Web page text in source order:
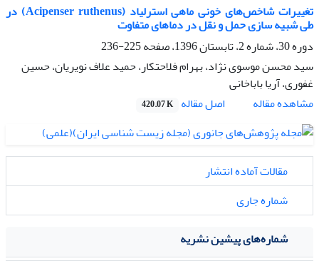
تغییرات شاخص‌های خونی ماهی استرلیاد (Acipenser ruthenus) در
طی شبیه سازی حمل و نقل در دماهای متفاوت
دوره 30، شماره 2، تابستان 1396، صفحه
225-236
سید محسن موسوی نژاد، بهرام فلاحتکار، حمید علاف نویریان، حسین
غفوری، آریا باباخانی
مشاهده مقاله
اصل مقاله 420.07 K
مقالات آماده انتشار
شماره جاری
شماره‌های پیشین نشریه